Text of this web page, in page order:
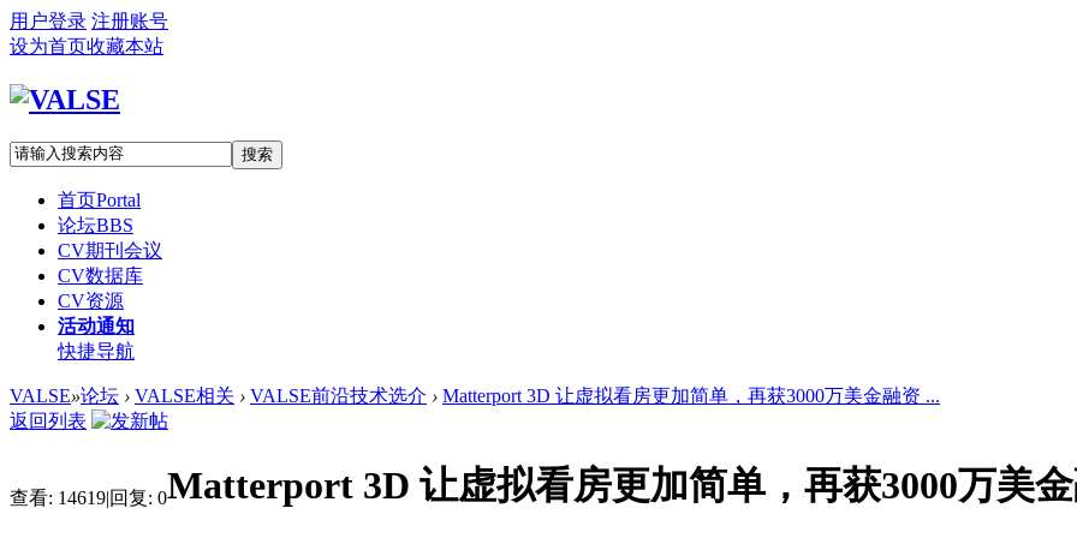
用户登录 注册账号
设为首页收藏本站
搜索
首页Portal
论坛BBS
CV期刊会议
CV数据库
CV资源
活动通知
快捷导航
VALSE»论坛 › VALSE相关 › VALSE前沿技术选介 › Matterport 3D 让虚拟看房更加简单，再获3000万美金融资 ...
返回列表
查看: 14619|回复: 0Matterport 3D 让虚拟看房更加简单，再获3000万美